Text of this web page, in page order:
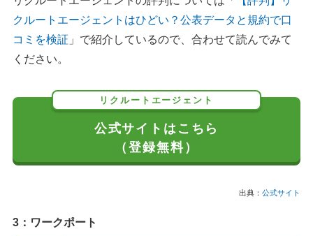
クルートエージェントはひどい？公表データと規約で口
コミを検証 」で紹介しているので、合わせて読んでみて
ください。
リクルートエージェント
公式サイトはこちら
（登録無料）
出典： 公式サイト
3：ワークポート